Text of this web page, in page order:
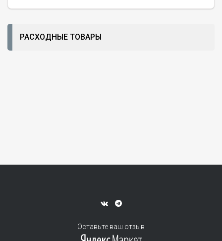
РАСХОДНЫЕ ТОВАРЫ
Оставьте ваш отзыв